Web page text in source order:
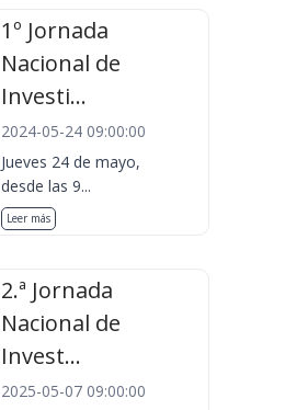
1º Jornada
Nacional de
Investi...
2024-05-24 09:00:00
Jueves 24 de mayo,
desde las 9...
Leer más
2.ª Jornada
Nacional de
Invest...
2025-05-07 09:00:00